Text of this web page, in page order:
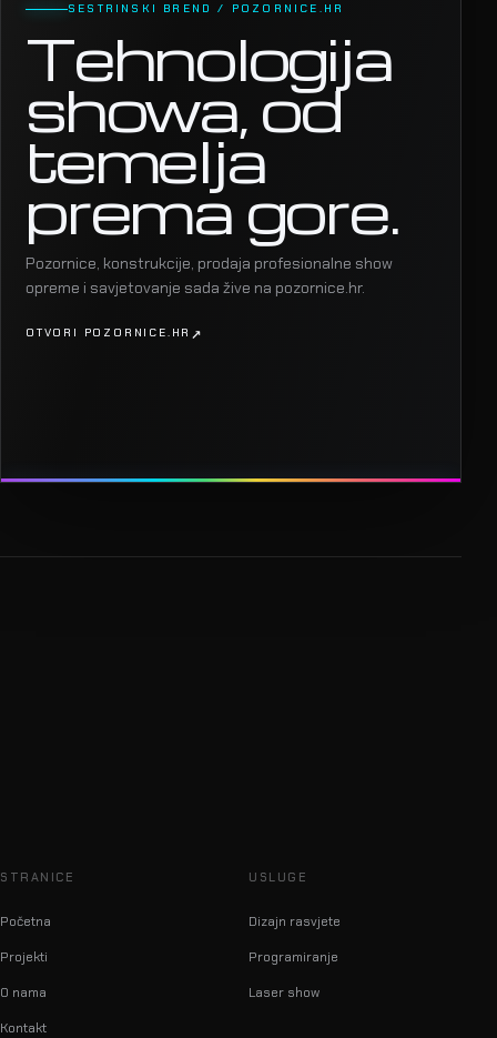
SESTRINSKI BREND / POZORNICE.HR
Tehnologija
showa, od
temelja
prema gore.
Pozornice, konstrukcije, prodaja profesionalne show
opreme i savjetovanje sada žive na pozornice.hr.
OTVORI POZORNICE.HR
STRANICE
Početna
Projekti
O nama
Kontakt
USLUGE
Dizajn rasvjete
Programiranje
Laser show